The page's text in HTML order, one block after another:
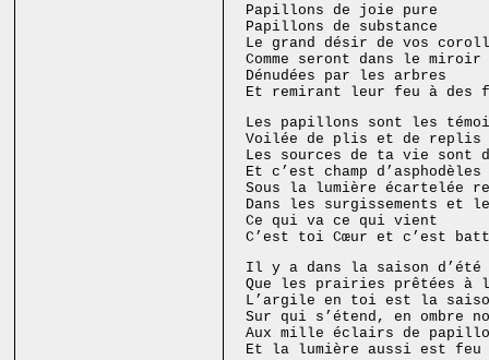
Papillons de joie pure
Papillons de substance
Le grand désir de vos
Comme seront dans le
Dénudées par les arbres
Et remirant leur feu à des
Les papillons sont les
Voilée de plis et de replis
Les sources de ta vie sont
Et c’est champ d’asphodèles
Sous la lumière écartelée
Dans les surgissements et
Ce qui va ce qui vient
C’est toi Cœur et c’est
Il y a dans la saison d’été
Que les prairies prêtées à
L’argile en toi est la
Sur qui s’étend, en ombre
Aux mille éclairs de
Et la lumière aussi est feu